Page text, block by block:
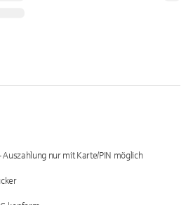
nur mit Karte/PIN möglich